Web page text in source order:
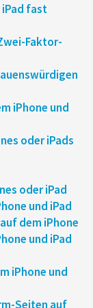
iPad fast
Faktor-
iPhone und
oder iPads
oder iPad
und iPad
dem iPhone
und iPad
iPhone und
Seiten auf